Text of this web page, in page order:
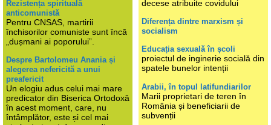
Rezistența spirituală
anticomunistă
Pentru CNSAS, martirii
închisorilor comuniste sunt încă
„dușmani ai poporului”.
Despre Bartolomeu Anania și
alegerea nefericită a unui
preafericit
Un elogiu adus celui mai mare
predicator din Biserica Ortodoxă
în acest moment, care, nu
întâmplător, este și cel mai
decese atribuite covidului
Diferența dintre marxism și
socialism
Educația sexuală în școli
proiectul de inginerie socială din
spatele bunelor intenții
Arabii, în topul latifundiarilor
Marii proprietari de teren în
România și beneficiarii de
subvenții